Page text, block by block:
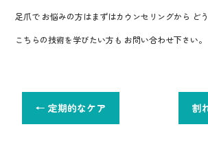
足爪で お悩みの方はまずはカウンセリングから どう
こちらの技術を学びたい方も お問い合わせ下さい。
← 定期的なケア 割